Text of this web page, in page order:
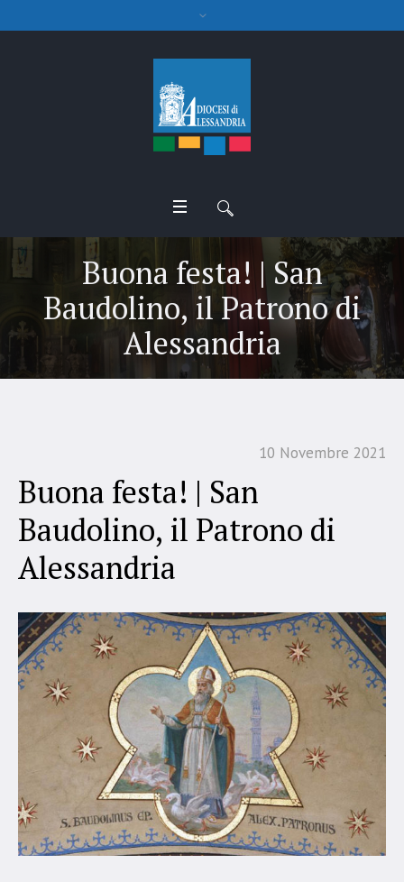
Buona festa! | San
Baudolino, il Patrono di
Alessandria
10 Novembre 2021
Buona festa! | San
Baudolino, il Patrono di
Alessandria